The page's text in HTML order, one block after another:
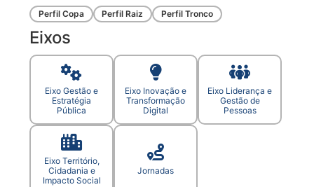
Perfil Copa Perfil Raiz Perfil Tronco
Eixos
Eixo Gestão e
Estratégia
Pública
Eixo Inovação e
Transformação
Digital
Eixo Liderança e
Gestão de
Pessoas
Eixo Território,
Cidadania e
Impacto Social
Jornadas